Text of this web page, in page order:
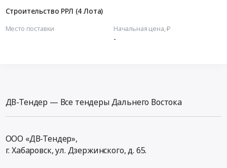
Строительство РРЛ (4 Лота)
Место поставки Начальная цена, ₽
-
ДВ-Тендер — Все тендеры Дальнего Востока
ООО «ДВ-Тендер»,
г. Хабаровск,ул. Дзержинского, д. 65.